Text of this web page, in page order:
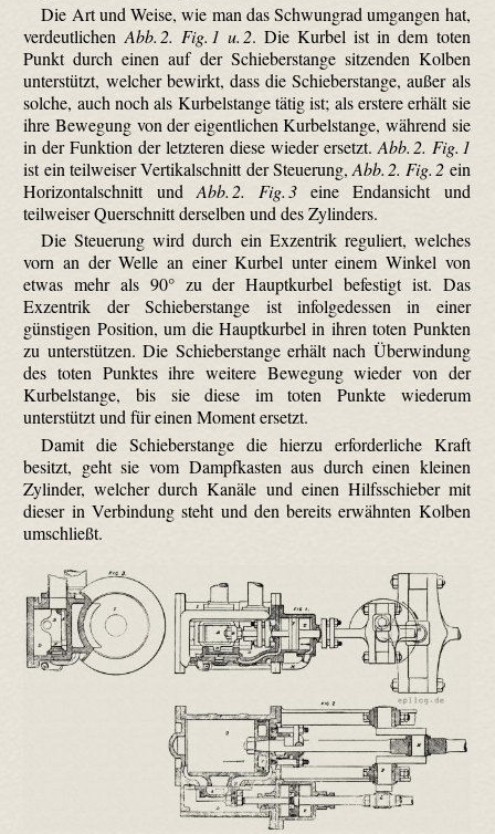
Die Art und Weise, wie man das Schwungrad umgangen hat,
verdeutlichen Abb. 2. Fig. 1 u. 2. Die Kurbel ist in dem toten
Punkt durch einen auf der Schieber­stange sitzenden Kolben
unterstützt, welcher bewirkt, dass die Schieber­stange, außer als
solche, auch noch als Kurbelstange tätig ist; als erstere erhält sie
ihre Bewegung von der eigentlichen Kurbelstange, während sie
in der Funktion der letzteren diese wieder ersetzt. Abb. 2. Fig. 1
ist ein teilweiser Vertikalschnitt der Steuerung,Abb. 2. Fig. 2 ein
Horizontalschnitt und Abb. 2. Fig. 3 eine Endansicht und
teilweiser Querschnitt derselben und des Zylinders.
Die Steuerung wird durch ein Exzentrik reguliert, welches
vorn an der Welle an einer Kurbel unter einem Winkel von
etwas mehr als 90° zu der Hauptkurbel befestigt ist. Das
Exzentrik der Schieber­stange ist infolgedessen in einer
günstigen Position, um die Hauptkurbel in ihren toten Punkten
zu unterstützen. Die Schieber­stange erhält nach Überwindung
des toten Punktes ihre weitere Bewegung wieder von der
Kurbelstange, bis sie diese im toten Punkte wiederum
unterstützt und für einen Moment ersetzt.
Damit die Schieber­stange die hierzu erforderliche Kraft
besitzt, geht sie vom Dampfkasten aus durch einen kleinen
Zylinder, welcher durch Kanäle und einen Hilfsschieber mit
dieser in Verbindung steht und den bereits erwähnten Kolben
umschließt.